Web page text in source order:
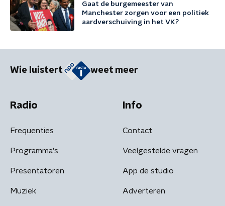
Gaat de burgemeester van
Manchester zorgen voor een politiek
aardverschuiving in het VK?
Wie luistert weet meer
Radio
Frequenties
Programma's
Presentatoren
Muziek
Info
Contact
Veelgestelde vragen
App de studio
Adverteren